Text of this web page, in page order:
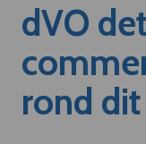
dVO
rond